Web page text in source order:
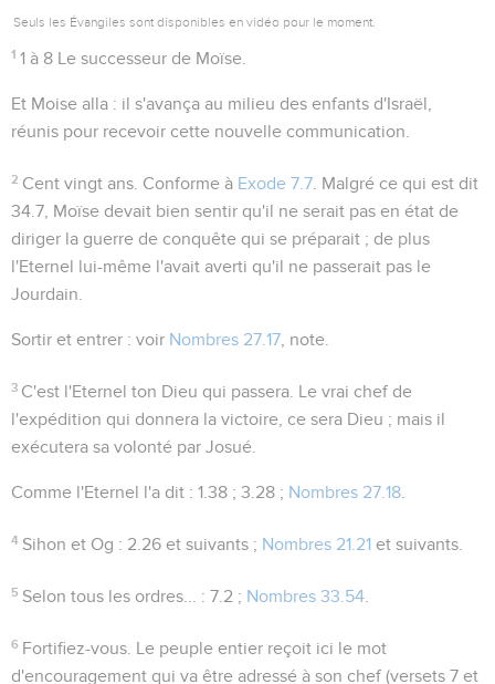
Seuls les Évangiles sont disponibles en vidéo pour le moment.
1 1 à 8 Le successeur de Moïse.
Et Moise alla : il s'avança au milieu des enfants d'Israël,
réunis pour recevoir cette nouvelle communication.
2 Cent vingt ans . Conforme à Exode 7.7 . Malgré ce qui est dit
34.7 , Moïse devait bien sentir qu'il ne serait pas en état de
diriger la guerre de conquête qui se préparait ; de plus
l'Eternel lui-même l'avait averti qu'il ne passerait pas le
Jourdain.
Sortir et entrer : voir Nombres 27.17 , note.
3 C'est l'Eternel ton Dieu qui passera . Le vrai chef de
l'expédition qui donnera la victoire, ce sera Dieu ; mais il
exécutera sa volonté par Josué.
Comme l'Eternel l'a dit : 1.38 ; 3.28 ; Nombres 27.18
4 Sihon et Og : 2.26 et suivants ; Nombres 21.21 et suivants.
5 Selon tous les ordres... :7.2 ; Nombres 33.54
6 Fortifiez-vous . Le peuple entier reçoit ici le mot
d'encouragement qui va être adressé à son chef (versets 7 et